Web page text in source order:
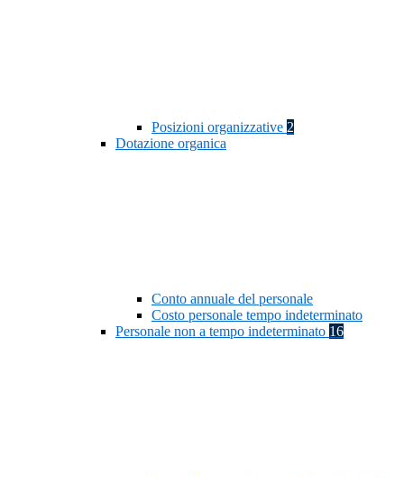
Posizioni organizzative 2
Dotazione organica
Conto annuale del personale
Costo personale tempo indeterminato
Personale non a tempo indeterminato 16